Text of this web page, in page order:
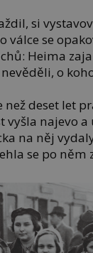
si
válce se
Heima
o
než deset let
vyšla najevo
na něj
se po něm